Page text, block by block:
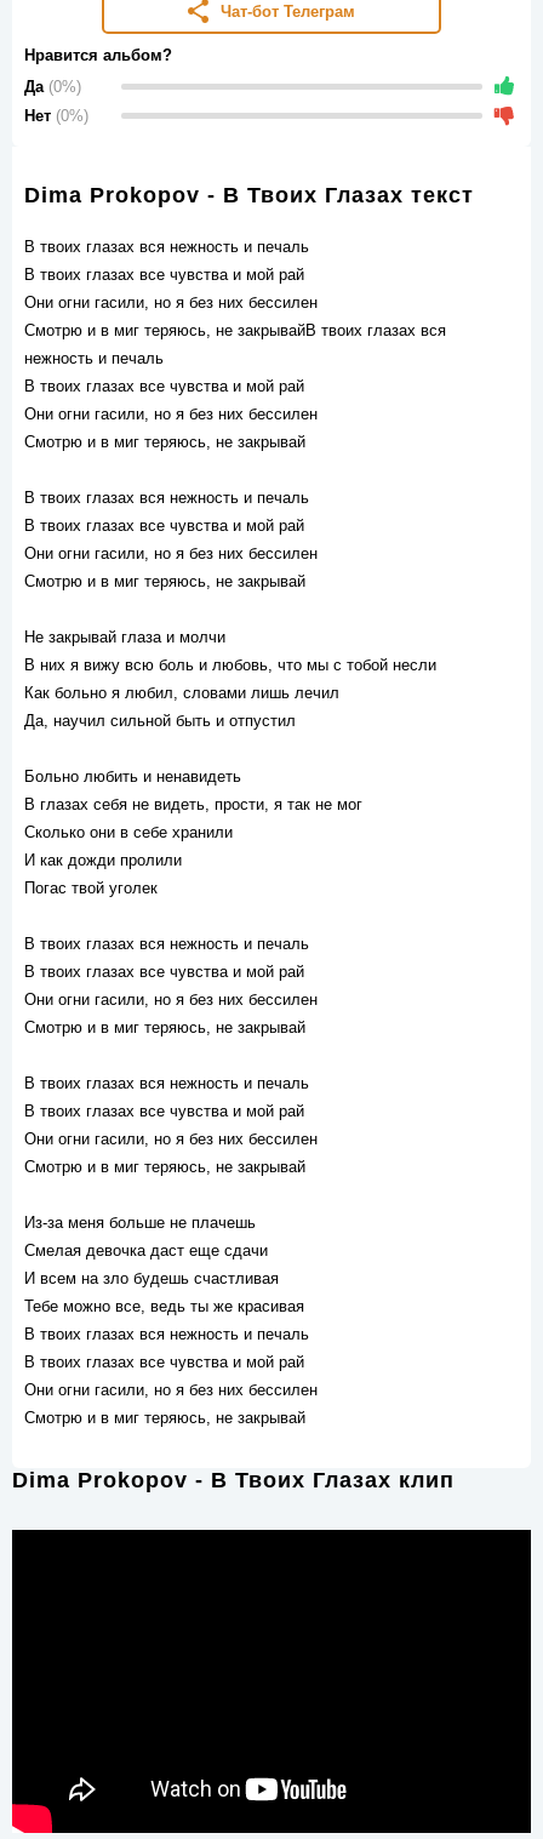
Чат-бот Телеграм
Нравится альбом?
Да (0%)
Нет (0%)
Dima Prokopov - В Твоих Глазах текст
В твоих глазах вся нежность и печаль
В твоих глазах все чувства и мой рай
Они огни гасили, но я без них бессилен
Смотрю и в миг теряюсь, не закрывайВ твоих глазах вся
нежность и печаль
В твоих глазах все чувства и мой рай
Они огни гасили, но я без них бессилен
Смотрю и в миг теряюсь, не закрывай
В твоих глазах вся нежность и печаль
В твоих глазах все чувства и мой рай
Они огни гасили, но я без них бессилен
Смотрю и в миг теряюсь, не закрывай
Не закрывай глаза и молчи
В них я вижу всю боль и любовь, что мы с тобой несли
Как больно я любил, словами лишь лечил
Да, научил сильной быть и отпустил
Больно любить и ненавидеть
В глазах себя не видеть, прости, я так не мог
Сколько они в себе хранили
И как дожди пролили
Погас твой уголек
В твоих глазах вся нежность и печаль
В твоих глазах все чувства и мой рай
Они огни гасили, но я без них бессилен
Смотрю и в миг теряюсь, не закрывай
В твоих глазах вся нежность и печаль
В твоих глазах все чувства и мой рай
Они огни гасили, но я без них бессилен
Смотрю и в миг теряюсь, не закрывай
Из-за меня больше не плачешь
Смелая девочка даст еще сдачи
И всем на зло будешь счастливая
Тебе можно все, ведь ты же красивая
В твоих глазах вся нежность и печаль
В твоих глазах все чувства и мой рай
Они огни гасили, но я без них бессилен
Смотрю и в миг теряюсь, не закрывай
Dima Prokopov - В Твоих Глазах клип